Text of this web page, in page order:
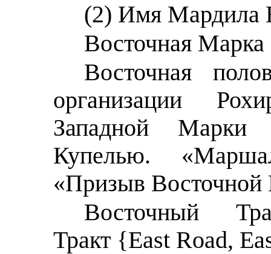
(2) Имя Мардила
Восточная
Восточная
организации
Западной
Купелью.
«Призыв
Восточный
Тракт {East Road,